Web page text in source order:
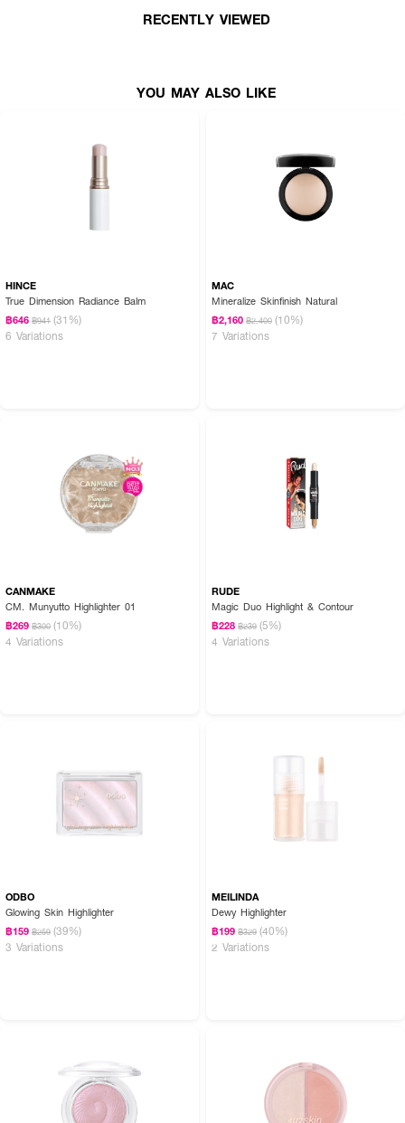
● ชื่อสินค้าภาษาไทย: โอดีบีโอ ดอลลี่ อาย เมคเกอร์
● ลักษณะเด่น ปากกาดอลลี่อาย 2 in 1 (ชิมเมอร์และซอฟต์ไลเนอร์)
● เฉดสีมีให้เลือก 4 สีสุดคิวต์ เช่น Original, Sweet Purple, Rose Glam,
Glitter Gold
● FDA Registration no. 12-2-6800022979
● ปริมาณ - 0.7g
✨ ดวงตาโดดเด่น เปล่งประกาย ดูเป็นธรรมชาติในแท่งเดียว! 👁️
RECENTLY VIEWED
YOU MAY ALSO LIKE
HINCE
True Dimension Radiance Balm
฿646 ฿941 (31%)
6 Variations
MAC
Mineralize Skinfinish Natural
฿2,160 ฿2,400 (10%)
7 Variations
CANMAKE
CM. Munyutto Highlighter 01
฿269 ฿300 (10%)
4 Variations
RUDE
Magic Duo Highlight & Contour
฿228 ฿239 (5%)
4 Variations
ODBO
Glowing Skin Highlighter
฿159 ฿259 (39%)
3 Variations
MEILINDA
Dewy Highlighter
฿199 ฿329 (40%)
2 Variations